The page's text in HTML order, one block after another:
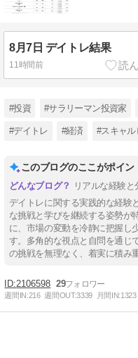
8月7日 デイトレ結果
11時間前
#投資 #サラリーマン投資家
#デイトレ #経済 #スキャル
このブログのここがポイン
リアルな経験
デイトレに関する実践的な経験
な挑戦と学びを継続する姿勢が
に、市場の変動を冷静に把握し
す。多角的な視点と自問を通じ
の挑戦を無理なく、着実に積み
2106598 29
週間IN:216 週間OUT:3339 月間IN:1323